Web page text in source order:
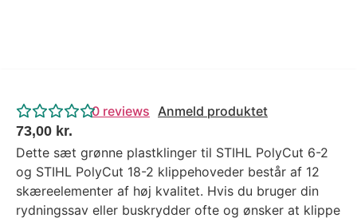
0 reviews Anmeld produktet
73,00 kr.
Dette sæt grønne plastklinger til STIHL PolyCut 6-2
og STIHL PolyCut 18-2 klippehoveder består af 12
skæreelementer af høj kvalitet. Hvis du bruger din
rydningssav eller buskrydder ofte og ønsker at klippe